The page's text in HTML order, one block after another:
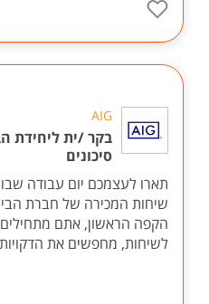
AIG
בקר /ית ליחידת
סיכונים
תארו לעצמכם יום עבודה
הקפה הראשון, אתם מתחילים
לשיחות, מחפשים את